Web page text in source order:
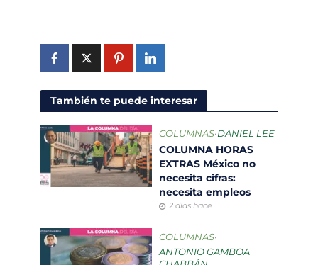
También te puede interesar
COLUMNAS•DANIEL LEE
COLUMNA HORAS
EXTRAS México no
necesita cifras:
necesita empleos
2 días hace
COLUMNAS•
ANTONIO GAMBOA